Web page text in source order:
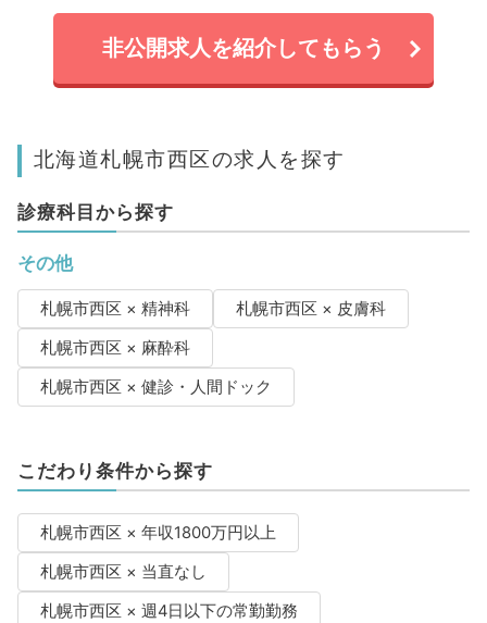
非公開求人を紹介してもらう
北海道札幌市西区の求人を探す
診療科目から探す
その他
札幌市西区 × 精神科
札幌市西区 × 皮膚科
札幌市西区 × 麻酔科
札幌市西区 × 健診・人間ドック
こだわり条件から探す
札幌市西区 × 年収1800万円以上
札幌市西区 × 当直なし
札幌市西区 × 週4日以下の常勤勤務